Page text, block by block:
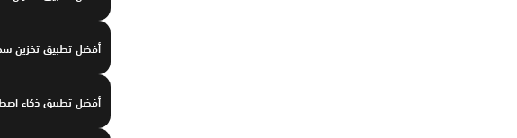
أفضل تطبيق تخزين
أفضل تطبيق ذكاء